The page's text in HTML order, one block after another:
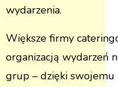
wydarzenia.
Większe firmy
organizacją wydarzeń
grup – dzięki swojemu